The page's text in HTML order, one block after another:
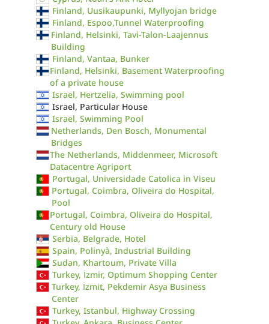
Finland, Uusikaupunki, Myllyojan bridge
Finland, Espoo,Tunnel Waterproofing
Finland, Helsinki, Tavi-Talon-Laajennus
Building
Finland, Vantaa, Bunker
Finland, Helsinki, Basement Waterproofing
of a private house
Israel, Hertzelia, Swimming pool
Israel, Particular House
Israel, Swimming Pool
Netherlands, Den Bosch, Monumental
Bridges
The Netherlands, Middenmeer, Microsoft
Datacentre Agriport
Portugal, Universidade Catolica in Viseu
Portugal, Coimbra, Oliveira do Hospital,
Pool
Portugal, Coimbra, Oliveira do Hospital,
Century old House
Serbia, Belgrade, Hotel
Spain, Polinyà, Industrial Building
Sudan, Khartoum, Private Villa
Turkey, İzmir, Optimum Shopping Center
Turkey, İzmit, Pekdemir Asya Business
Center
Turkey, Istanbul, Highway Crossing